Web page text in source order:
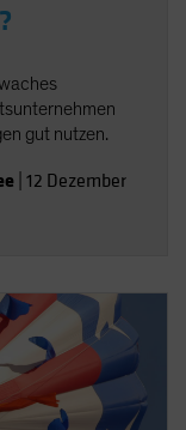
gut nutzen.
12 Dezember